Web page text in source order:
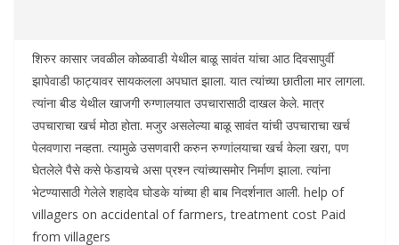
शिरुर कासार जवळील कोळवाडी येथील बाळू सावंत यांचा आठ दिवसापुर्वी
झापेवाडी फाट्यावर सायकलला अपघात झाला. यात त्यांच्या छातीला मार लागला.
त्यांना बीड येथील खाजगी रुग्णालयात उपचारासाठी दाखल केले. मात्र
उपचाराचा खर्च मोठा होता. मजुर असलेल्या बाळू सावंत यांची उपचाराचा खर्च
पेलवणारा नव्हता. त्यामुळे उसणवारी करुन रुग्णांलयाचा खर्च केला खरा, पण
घेतलेले पैसे कसे फेडायचे असा प्रश्न त्यांच्यासमोर निर्माण झाला. त्यांना
भेटण्यासाठी गेलेले शहादेव घोडके यांच्या ही बाब निदर्शनात आली. help of
villagers on accidental of farmers, treatment cost Paid
from villagers